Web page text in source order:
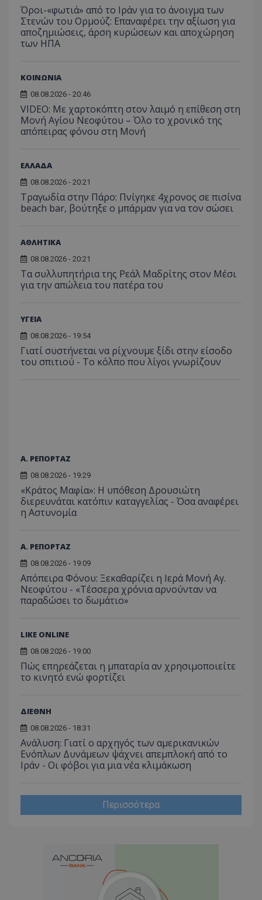
Όροι-«φωτιά» από το Ιράν για το άνοιγμα των
Στενών του Ορμούζ: Επαναφέρει την αξίωση για
αποζημιώσεις, άρση κυρώσεων και αποχώρηση
των ΗΠΑ
ΚΟΙΝΩΝΙΑ
08.08.2026 - 20:46
VIDEO: Με χαρτοκόπτη στον λαιμό η επίθεση στη
Μονή Αγίου Νεοφύτου – Όλο το χρονικό της
απόπειρας φόνου στη Μονή
ΕΛΛΑΔΑ
08.08.2026 - 20:21
Τραγωδία στην Πάρο: Πνίγηκε 4χρονος σε πισίνα
beach bar, βούτηξε ο μπάρμαν για να τον σώσει
ΑΘΛΗΤΙΚΑ
08.08.2026 - 20:21
Τα συλλυπητήρια της Ρεάλ Μαδρίτης στον Μέσι
για την απώλεια του πατέρα του
ΥΓΕΙΑ
08.08.2026 - 19:54
Γιατί συστήνεται να ρίχνουμε ξίδι στην είσοδο
του σπιτιού - Το κόλπο που λίγοι γνωρίζουν
Α. ΡΕΠΟΡΤΑΖ
08.08.2026 - 19:29
«Κράτος Μαφία»: Η υπόθεση Δρουσιώτη
διερευνάται κατόπιν καταγγελίας - Όσα αναφέρει
η Αστυνομία
Α. ΡΕΠΟΡΤΑΖ
08.08.2026 - 19:09
Απόπειρα Φόνου: Ξεκαθαρίζει η Ιερά Μονή Αγ.
Νεοφύτου - «Τέσσερα χρόνια αρνούνταν να
παραδώσει το δωμάτιο»
LIKE ONLINE
08.08.2026 - 19:00
Πώς επηρεάζεται η μπαταρία αν χρησιμοποιείτε
το κινητό ενώ φορτίζει
ΔΙΕΘΝΗ
08.08.2026 - 18:31
Ανάλυση: Γιατί ο αρχηγός των αμερικανικών
Ενόπλων Δυνάμεων ψάχνει απεμπλοκή από το
Ιράν - Οι φόβοι για μια νέα κλιμάκωση
Περισσότερα